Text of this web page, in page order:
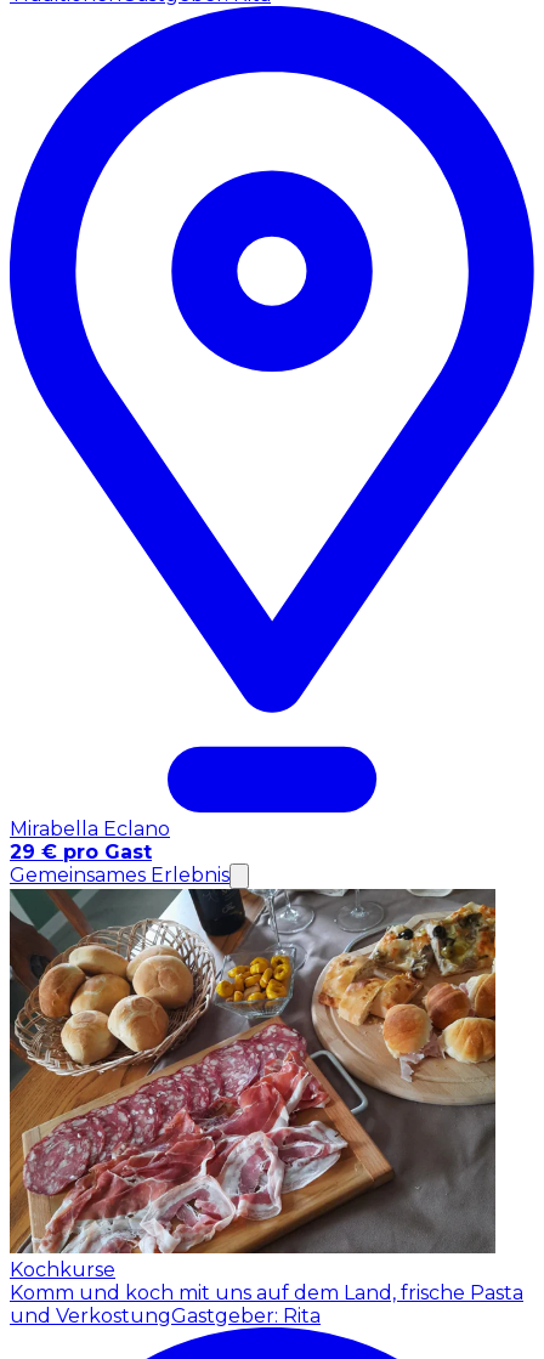
Mirabella Eclano
29 € pro Gast
Gemeinsames Erlebnis
Kochkurse
Komm und koch mit uns auf dem Land, frische Pasta
und VerkostungGastgeber: Rita